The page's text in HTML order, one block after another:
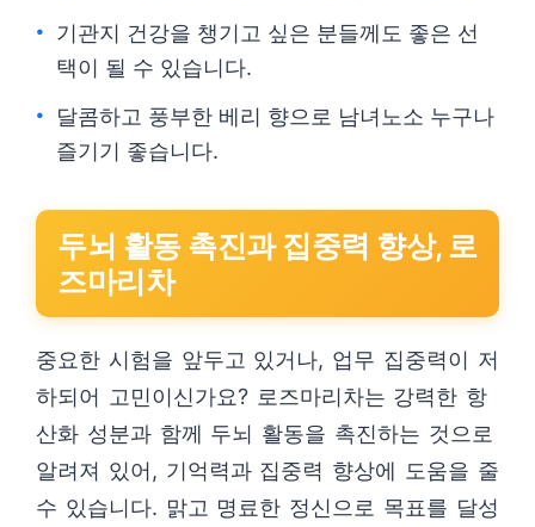
기관지 건강을 챙기고 싶은 분들께도 좋은 선
택이 될 수 있습니다.
달콤하고 풍부한 베리 향으로 남녀노소 누구나
즐기기 좋습니다.
두뇌 활동 촉진과 집중력 향상, 로
즈마리차
중요한 시험을 앞두고 있거나, 업무 집중력이 저
하되어 고민이신가요? 로즈마리차는 강력한 항
산화 성분과 함께 두뇌 활동을 촉진하는 것으로
알려져 있어, 기억력과 집중력 향상에 도움을 줄
수 있습니다. 맑고 명료한 정신으로 목표를 달성